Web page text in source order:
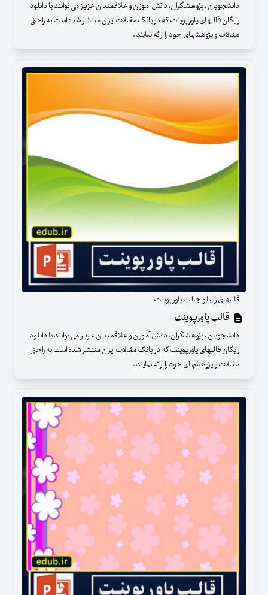
دانشجویان ، پژوهشگران، دانش آموزان و علاقمندان عزیز می توانند با دانلود
رایگان قالبهای پاورپوینت که در بانک مقالات ایران منتشر شده است به راحتی
مقالات و پژوهشهای خود را ارائه نمایند .
قالبهای زیبا و جالب پاورپوینت
قالب پاورپوینت
دانشجویان ، پژوهشگران، دانش آموزان و علاقمندان عزیز می توانند با دانلود
رایگان قالبهای پاورپوینت که در بانک مقالات ایران منتشر شده است به راحتی
مقالات و پژوهشهای خود را ارائه نمایند .